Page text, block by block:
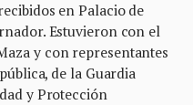
en Palacio de
Estuvieron con el
y con representantes
de la Guardia
y Protección